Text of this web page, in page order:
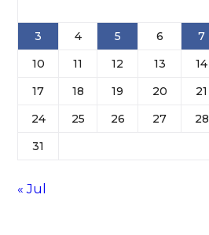
3
4 5 6 7
10
11 12 13 14
17
18 19 20 21
24
25 26 27 28
31
« Jul